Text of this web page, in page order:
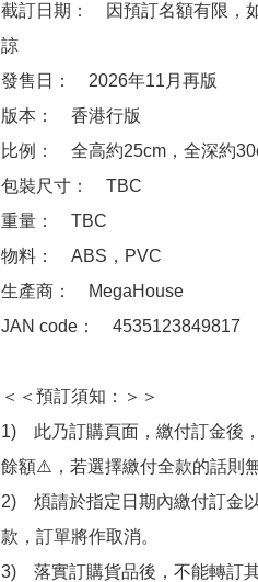
截訂日期：　因預訂名額有限，
諒
發售日：　2026年11月再版
版本：　香港行版
比例：　全高約25cm，全深約
包裝尺寸：　TBC
重量：　TBC
物料：　ABS，PVC
生產商：　MegaHouse
JAN code：　4535123849817
＜＜預訂須知：＞＞
1)　此乃訂購頁面，繳付訂金後
餘額⚠️，若選擇繳付全款的話則
2)　煩請於指定日期內繳付訂金
款，訂單將作取消。
3)　落實訂購貨品後，不能轉訂